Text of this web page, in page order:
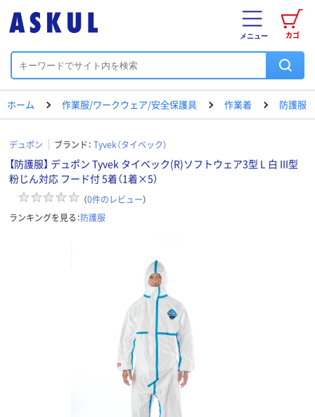
カゴ
メニュー
ホーム 作業服/ワークウェア/安全保護具 作業着 防護服
デュポン ブランド： Tyvek（タイベック）
【防護服】 デュポン Tyvek タイベック(R)ソフトウェア3型 L 白 III型
粉じん対応 フード付 5着（1着×5）
（0件のレビュー）
ランキングを見る：防護服